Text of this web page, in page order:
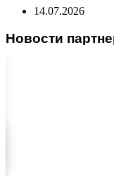
14.07.2026
Новости